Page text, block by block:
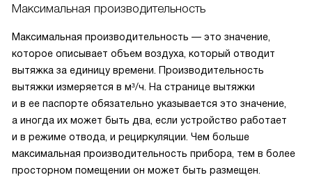
Максимальная производительность
Максимальная производительность — это значение,
которое описывает объем воздуха, который отводит
вытяжка за единицу времени. Производительность
вытяжки измеряется в м³/ч. На странице вытяжки
и в ее паспорте обязательно указывается это значение,
а иногда их может быть два, если устройство работает
и в режиме отвода, и рециркуляции. Чем больше
максимальная производительность прибора, тем в более
просторном помещении он может быть размещен.